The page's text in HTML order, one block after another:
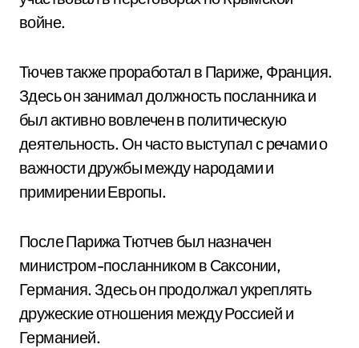
войне.
Тючев также проработал в Париже, Франция.
Здесь он занимал должность посланника и
был активно вовлечен в политическую
деятельность. Он часто выступал с речами о
важности дружбы между народами и
примирении Европы.
После Парижа Тютчев был назначен
министром-посланником в Саксонии,
Германия. Здесь он продолжал укреплять
дружеские отношения между Россией и
Германией.